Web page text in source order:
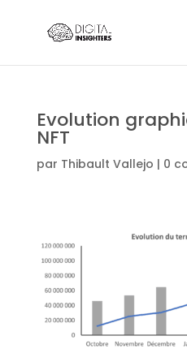
Evolution
NFT
par Thibault Vallejo | 0